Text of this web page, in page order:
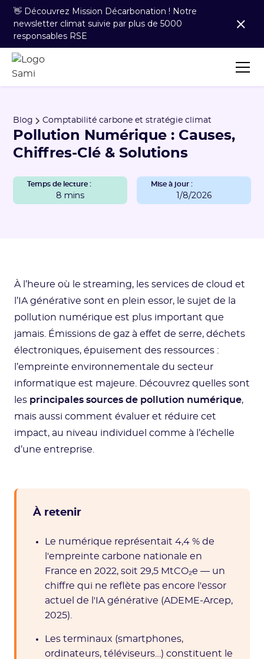
👋 Découvrez Mission Décarbonation ! Notre
newsletter climat suivie par plus de 5000
responsables RSE
Blog Comptabilité carbone et stratégie climat
Pollution Numérique : Causes,
Chiffres-Clé & Solutions
Temps de lecture :
8 mins
Mise à jour :
1/8/2026
À l’heure où le streaming, les services de cloud et
l’IA générative sont en plein essor, le sujet de la
pollution numérique est plus important que
jamais. Émissions de gaz à effet de serre, déchets
électroniques, épuisement des ressources :
l’empreinte environnementale du secteur
informatique est majeure. Découvrez quelles sont
les principales sources de pollution numérique,
mais aussi comment évaluer et réduire cet
impact, au niveau individuel comme à l’échelle
d’une entreprise.
À retenir
Le numérique représentait 4,4 % de
l'empreinte carbone nationale en
France en 2022, soit 29,5 MtCO₂e — un
chiffre qui ne reflète pas encore l'essor
actuel de l'IA générative (ADEME-Arcep,
2025).
Les terminaux (smartphones,
ordinateurs, téléviseurs…) constituent le